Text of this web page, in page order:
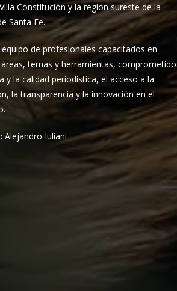
Constitución y la región sureste de la
Santa Fe.
de profesionales capacitados en
temas y herramientas,
y la calidad periodística, el acceso a la
la transparencia y la innovación en el
Alejandro Iuliani